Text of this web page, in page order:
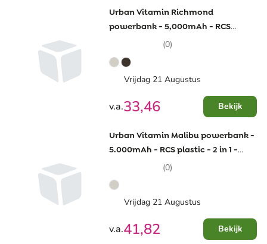
Urban Vitamin Richmond
powerbank - 5,000mAh - RCS
(0)
Vrijdag 21 Augustus
v.a.33,46 Bekijk
Urban Vitamin Malibu powerbank -
5.000mAh - RCS plastic - 2 in 1 -
(0)
Vrijdag 21 Augustus
v.a.41,82 Bekijk